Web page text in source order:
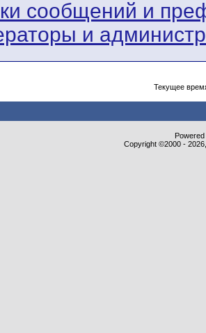
сообщений и
и
Текущее
Copyright ©2000 -